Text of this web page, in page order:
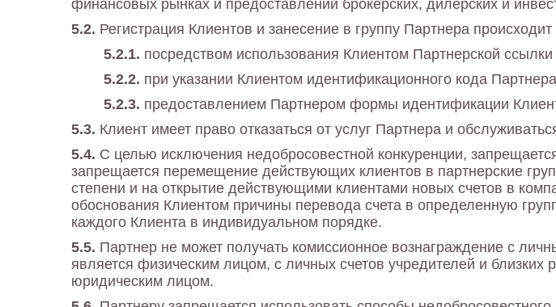
финансовых рынках и предоставлении брокерских, дилерских и
Регистрация Клиентов и занесение в группу Партнера
посредством использования Клиентом Партнерской
при указании Клиентом идентификационного кода
предоставлением Партнером формы идентификации
Клиент имеет право отказаться от услуг Партнера и
С целью исключения недобросовестной конкуренции,
запрещается перемещение действующих клиентов в партнерские
степени и на открытие действующими клиентами новых счетов в
обоснования Клиентом причины перевода счета в определенную
каждого Клиента в индивидуальном порядке.
Партнер не может получать комиссионное вознаграждение с
является физическим лицом, с личных счетов учредителей и близких
юридическим лицом.